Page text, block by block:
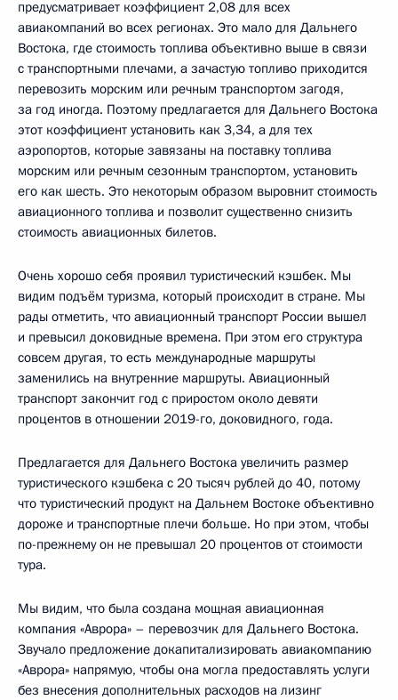
предусматривает коэффициент 2,08 для всех
авиакомпаний во всех регионах. Это мало для Дальнего
Востока, где стоимость топлива объективно выше в связи
с транспортными плечами, а зачастую топливо приходится
перевозить морским или речным транспортом загодя,
за год иногда. Поэтому предлагается для Дальнего Востока
этот коэффициент установить как 3,34, а для тех
аэропортов, которые завязаны на поставку топлива
морским или речным сезонным транспортом, установить
его как шесть. Это некоторым образом выровнит стоимость
авиационного топлива и позволит существенно снизить
стоимость авиационных билетов.
Очень хорошо себя проявил туристический кэшбек. Мы
видим подъём туризма, который происходит в стране. Мы
рады отметить, что авиационный транспорт России вышел
и превысил доковидные времена. При этом его структура
совсем другая, то есть международные маршруты
заменились на внутренние маршруты. Авиационный
транспорт закончит год с приростом около девяти
процентов в отношении 2019-го, доковидного, года.
Предлагается для Дальнего Востока увеличить размер
туристического кэшбека с 20 тысяч рублей до 40, потому
что туристический продукт на Дальнем Востоке объективно
дороже и транспортные плечи больше. Но при этом, чтобы
по-прежнему он не превышал 20 процентов от стоимости
тура.
Мы видим, что была создана мощная авиационная
компания «Аврора» – перевозчик для Дальнего Востока.
Звучало предложение докапитализировать авиакомпанию
«Аврора» напрямую, чтобы она могла предоставлять услуги
без внесения дополнительных расходов на лизинг